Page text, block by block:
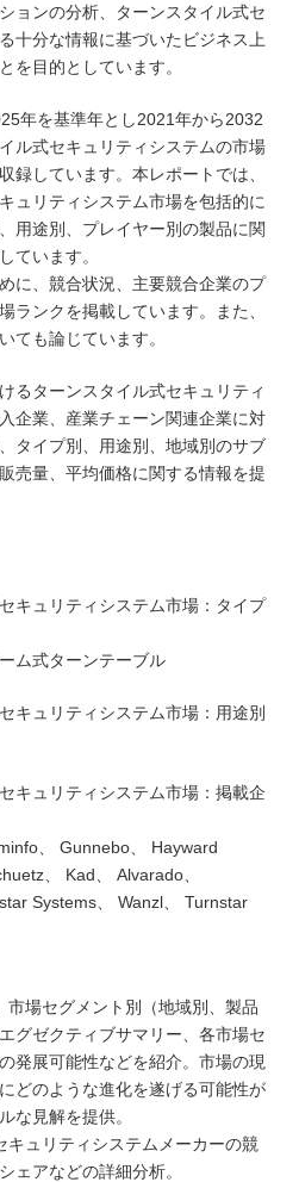
ョンの分析、ターンスタイル式セ
十分な情報に基づいたビジネス上
を目的としています。
年を基準年とし2021年から2032
ル式セキュリティシステムの市場
録しています。本レポートでは、
ュリティシステム市場を包括的に
用途別、プレイヤー別の製品に関
ています。
に、競合状況、主要競合企業のプ
ランクを掲載しています。また、
ても論じています。
るターンスタイル式セキュリティ
企業、産業チェーン関連企業に対
タイプ別、用途別、地域別のサブ
売量、平均価格に関する情報を提
キュリティシステム市場：タイプ
ム式ターンテーブル
キュリティシステム市場：用途別
キュリティシステム市場：掲載企
、 Gunnebo、 Hayward
、 Kad、 Alvarado、
Systems、 Wanzl、 Turnstar
場セグメント別（地域別、製品
グゼクティブサマリー、各市場セ
発展可能性などを紹介。市場の現
どのような進化を遂げる可能性が
な見解を提供。
ュリティシステムメーカーの競
ェアなどの詳細分析。